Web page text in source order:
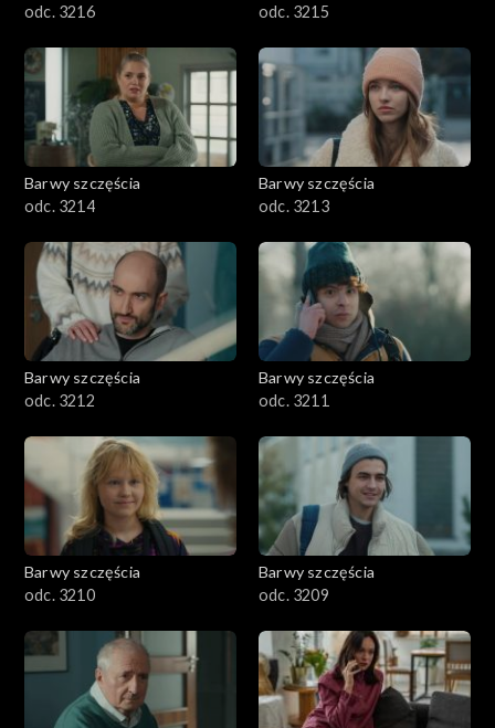
odc. 3216
odc. 3215
Barwy szczęścia
odc. 3214
Barwy szczęścia
odc. 3213
Barwy szczęścia
odc. 3212
Barwy szczęścia
odc. 3211
Barwy szczęścia
odc. 3210
Barwy szczęścia
odc. 3209